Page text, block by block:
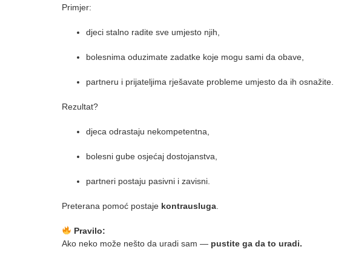
Primjer:
djeci stalno radite sve umjesto njih,
bolesnima oduzimate zadatke koje mogu sami da obave,
partneru i prijateljima rješavate probleme umjesto da ih osnažite.
Rezultat?
djeca odrastaju nekompetentna,
bolesni gube osjećaj dostojanstva,
partneri postaju pasivni i zavisni.
Preterana pomoć postaje kontrausluga
Pravilo:
Ako neko može nešto da uradi sam — pustite ga da to uradi.